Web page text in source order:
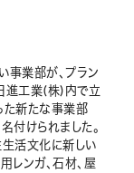
事業部が、プラン
進工業(株)内で立
た新たな事業部
付けられました。
生活文化に新しい
レンガ、石材、屋